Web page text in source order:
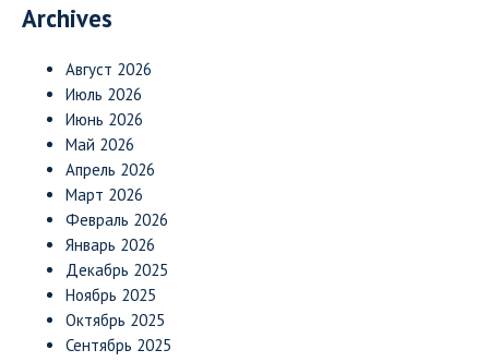
Archives
Август 2026
Июль 2026
Июнь 2026
Май 2026
Апрель 2026
Март 2026
Февраль 2026
Январь 2026
Декабрь 2025
Ноябрь 2025
Октябрь 2025
Сентябрь 2025